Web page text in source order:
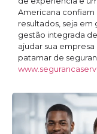
Americana
resultados, seja em
gestão integrada
ajudar sua
patamar de